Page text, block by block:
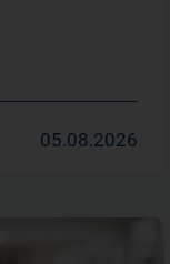
05.08.2026